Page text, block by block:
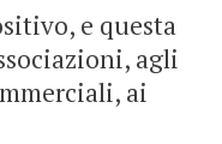
e questa
agli
ai